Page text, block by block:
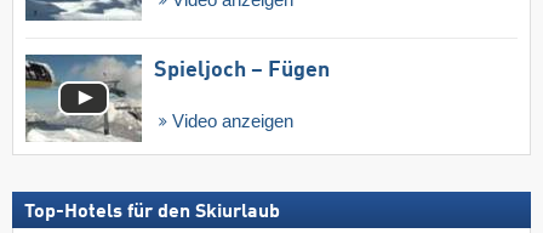
Spieljoch – Fügen
Video anzeigen
Top-Hotels für den Skiurlaub